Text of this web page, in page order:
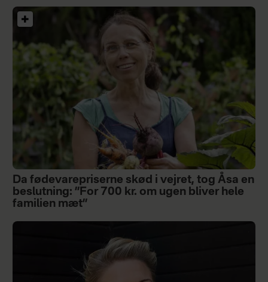
Da fødevarepriserne skød i vejret, tog Åsa en
beslutning: ”For 700 kr. om ugen bliver hele
familien mæt”